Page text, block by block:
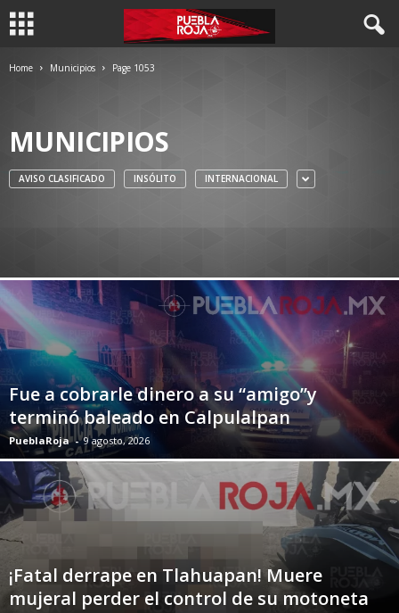
Home Municipios Page 1053
MUNICIPIOS
AVISO CLASIFICADO INSÓLITO INTERNACIONAL
Fue a cobrarle dinero a su “amigo”y
terminó baleado en Calpulalpan
PueblaRoja - 9 agosto, 2026
¡Fatal derrape en Tlahuapan! Muere
mujeral perder el control de su motoneta